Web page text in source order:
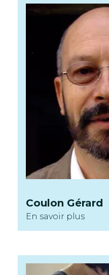
Coulon Gérard
En savoir plus